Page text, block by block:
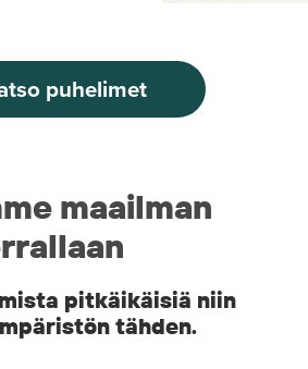
puhelimet
maailman
pitkäikäisiä niin
tähden.